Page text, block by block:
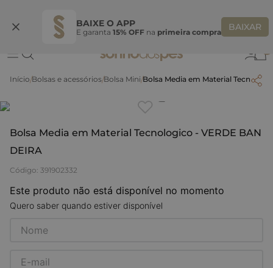
BAIXE O APP
E garanta 15% OFF na primeira compra BAIXAR
Ganhe 10% OFF na coleção utilizando o código do seu vendedor*
Bolsas e acessórios Bolsa Mini Bolsa Media em Material
Bolsa Media em Material Tecnologico - VERDE BAN
DEIRA
Código: 391902332
Este produto não está disponível no momento
Quero saber quando estiver disponível